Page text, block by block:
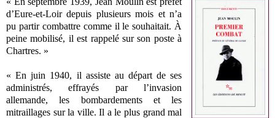
d’Eure-et-Loir depuis plusieurs mois et n’a
pu partir combattre comme il le souhaitait. À
peine mobilisé, il est rappelé sur son poste à
Chartres. »
« En juin 1940, il assiste au départ de ses
administrés, effrayés par l’invasion
allemande, les bombardements et les
mitraillages sur la ville. Il a le plus grand mal